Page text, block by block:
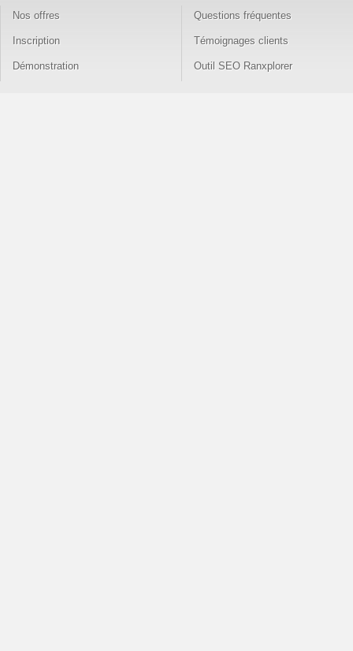
Nos offres
Inscription
Démonstration
Questions fréquentes
Témoignages clients
Outil SEO Ranxplorer